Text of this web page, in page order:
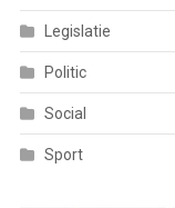
Legislatie
Politic
Social
Sport